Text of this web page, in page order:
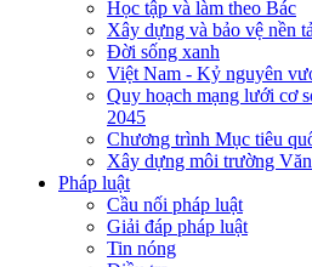
Học tập và làm theo Bác
Xây dựng và bảo vệ nền
Đời sống xanh
Việt Nam - Kỷ nguyên
Quy hoạch mạng lưới cơ
2045
Chương trình Mục tiêu
Xây dựng môi trường
Pháp luật
Cầu nối pháp luật
Giải đáp pháp luật
Tin nóng